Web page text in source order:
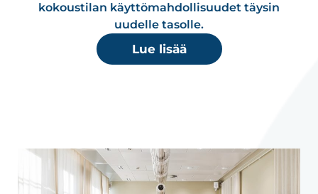
kokoustilan käyttömahdollisuudet täysin
uudelle tasolle.
Lue lisää